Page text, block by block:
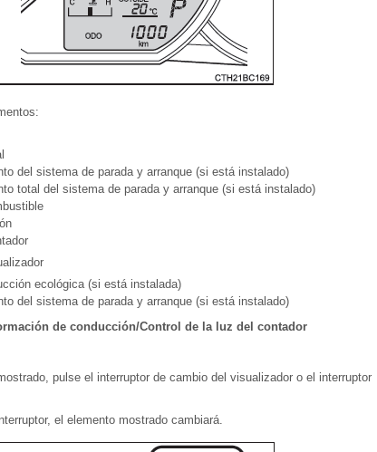
del sistema de parada y arranque (si está instalado)
total del sistema de parada y arranque (si está instalado)
ecológica (si está instalada)
del sistema de parada y arranque (si está instalado)
de conducción/Control de la luz del contador
pulse el interruptor de cambio del visualizador o el interruptor
el elemento mostrado cambiará.